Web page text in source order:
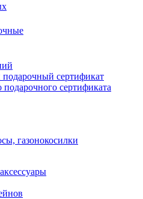
сертификат
газонокосилки